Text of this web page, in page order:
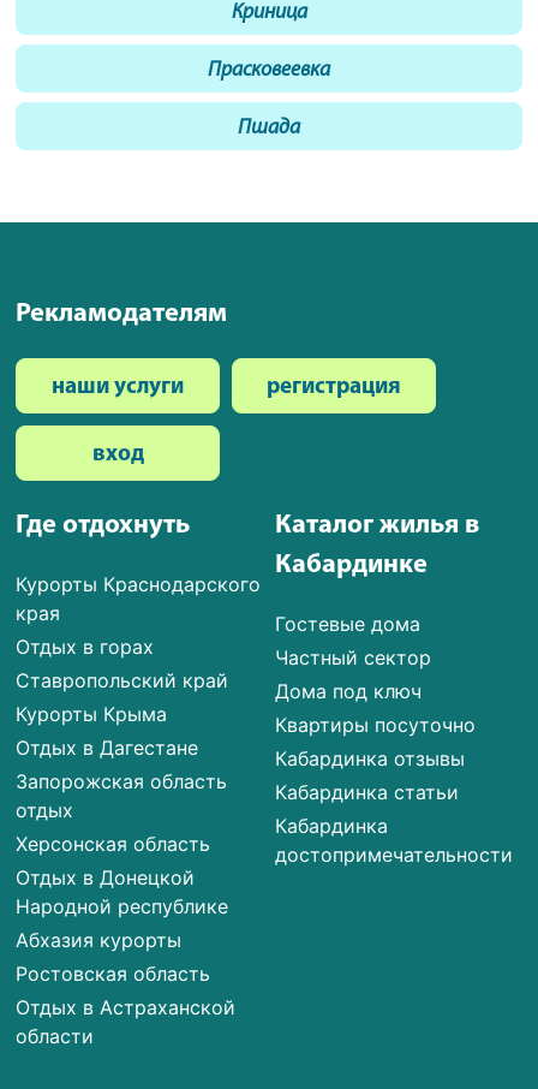
Криница
Прасковеевка
Пшада
Где отдохнуть
Курорты Краснодарского
края
Отдых в горах
Ставропольский край
Курорты Крыма
Отдых в Дагестане
Запорожская область
отдых
Херсонская область
Отдых в Донецкой
Народной республике
Абхазия курорты
Ростовская область
Отдых в Астраханской
области
Каталог жилья в
Кабардинке
Гостевые дома
Частный сектор
Дома под ключ
Квартиры посуточно
Кабардинка отзывы
Кабардинка статьи
Кабардинка
достопримечательности
Рекламодателям
наши услуги регистрация
вход